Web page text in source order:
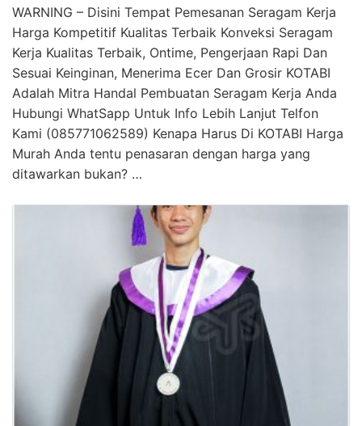
WARNING – Disini Tempat Pemesanan Seragam Kerja
Harga Kompetitif Kualitas Terbaik Konveksi Seragam
Kerja Kualitas Terbaik, Ontime, Pengerjaan Rapi Dan
Sesuai Keinginan, Menerima Ecer Dan Grosir KOTABI
Adalah Mitra Handal Pembuatan Seragam Kerja Anda
Hubungi WhatSapp Untuk Info Lebih Lanjut Telfon
Kami (085771062589) Kenapa Harus Di KOTABI Harga
Murah Anda tentu penasaran dengan harga yang
ditawarkan bukan? …